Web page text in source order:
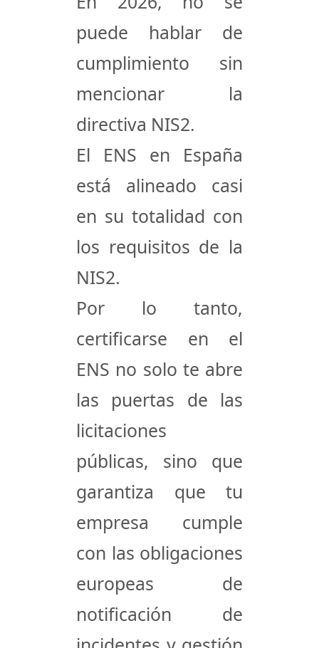
puede hablar de
cumplimiento sin
mencionar la
directiva NIS2.
El ENS en España
está alineado casi
en su totalidad con
los requisitos de la
NIS2.
Por lo tanto,
certificarse en el
ENS no solo te abre
las puertas de las
licitaciones
públicas, sino que
garantiza que tu
empresa cumple
con las obligaciones
europeas de
notificación de